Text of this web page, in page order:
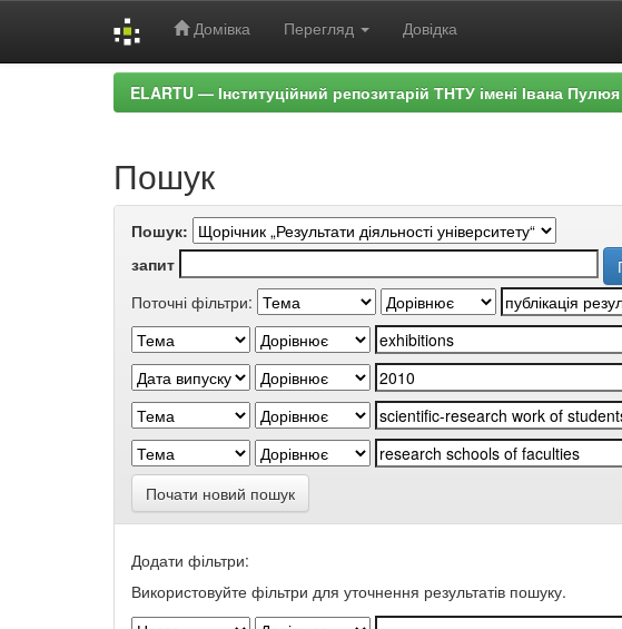
Домівка Перегляд Довідка
ELARTU — Інституційний репозитарій ТНТУ імені Івана Пулюя
Пошук
Пошук:
запит
Поточні фільтри:
Почати новий пошук
Додати фільтри:
Використовуйте фільтри для уточнення результатів пошуку.